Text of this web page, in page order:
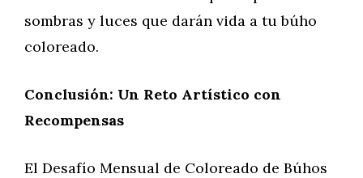
sombras y luces que darán vida a tu búho
coloreado.
Conclusión: Un Reto Artístico con
Recompensas
El Desafío Mensual de Coloreado de Búhos